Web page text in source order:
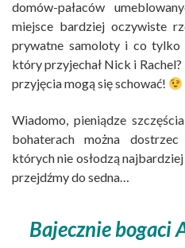
domów-pałaców
miejsce bardziej oczywiste
prywatne samoloty i co tylko
który przyjechał Nick i
przyjęcia mogą się schować!
Wiadomo, pieniądze
bohaterach można
których nie osłodzą
przejdźmy do sedna…
Bajecznie bogaci